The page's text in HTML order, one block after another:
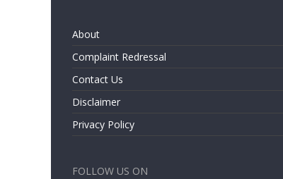
About
Complaint Redressal
Contact Us
Disclaimer
Privacy Policy
FOLLOW US ON